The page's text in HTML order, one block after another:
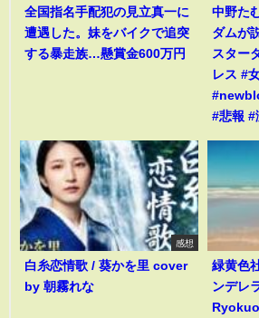
全国指名手配犯の見立真一に
遭遇した。妹をバイクで追突
する暴走族…懸賞金600万円
中野た
ダムが
スター
レス #
#悲報 #
感想
白糸恋情歌 / 葵かを里 cover
by 朝霧れな
緑黄色
ンデレ